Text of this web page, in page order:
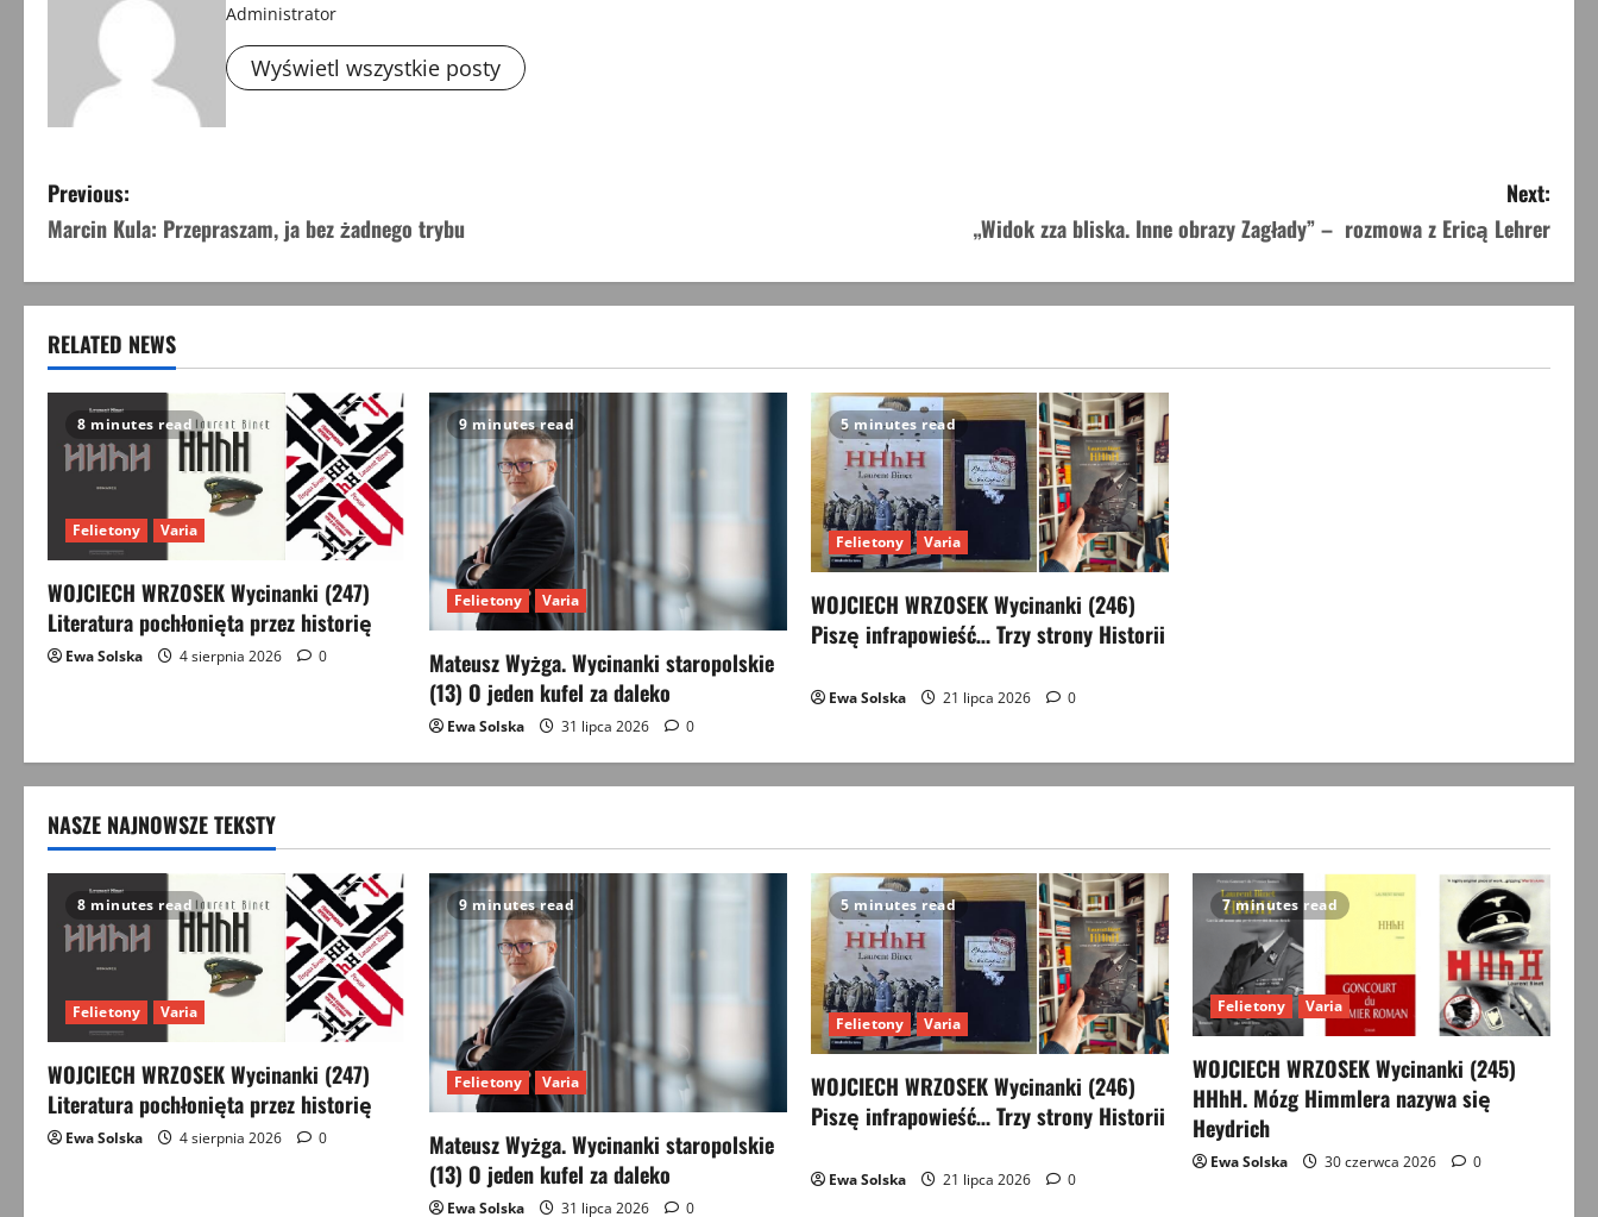
Administrator
Wyświetl wszystkie posty
P
o
s
t
n
i
g
a
o
n
Previous:
Marcin Kula: Przepraszam, ja bez żadnego trybu
Next:
„Widok zza bliska. Inne obrazy Zagłady” – rozmowa z Ericą Lehrer
RELATED NEWS
8 minutes read
Felietony Varia
WOJCIECH WRZOSEK Wycinanki (247)
Literatura pochłonięta przez historię
Ewa Solska 4 sierpnia 2026 0
9 minutes read
Felietony Varia
Mateusz Wyżga. Wycinanki staropolskie
(13) O jeden kufel za daleko
Ewa Solska 31 lipca 2026 0
5 minutes read
Felietony Varia
WOJCIECH WRZOSEK Wycinanki (246)
Piszę infrapowieść… Trzy strony Historii
Ewa Solska 21 lipca 2026 0
NASZE NAJNOWSZE TEKSTY
8 minutes read
Felietony Varia
WOJCIECH WRZOSEK Wycinanki (247)
Literatura pochłonięta przez historię
Ewa Solska 4 sierpnia 2026 0
9 minutes read
Felietony Varia
Mateusz Wyżga. Wycinanki staropolskie
(13) O jeden kufel za daleko
Ewa Solska 31 lipca 2026 0
5 minutes read
Felietony Varia
WOJCIECH WRZOSEK Wycinanki (246)
Piszę infrapowieść… Trzy strony Historii
Ewa Solska 21 lipca 2026 0
7 minutes read
Felietony Varia
WOJCIECH WRZOSEK Wycinanki (245)
HHhH. Mózg Himmlera nazywa się
Heydrich
Ewa Solska 30 czerwca 2026 0